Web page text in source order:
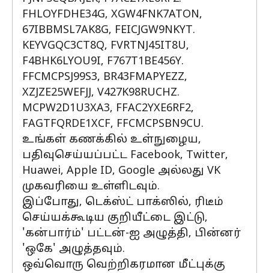
FHLOYFDHE34G, XGW4FNK7ATON,
67IBBMSL7AK8G, FEICJGW9NKYT.
KEYVGQC3CT8Q, FVRTNJ45IT8U,
F4BHK6LYOU9I, F767T1BE456Y.
FFCMCPSJ99S3, BR43FMAPYEZZ,
XZJZE25WEFJJ, V427K98RUCHZ.
MCPW2D1U3XA3, FFAC2YXE6RF2,
FAGTFQRDE1XCF, FFCMCPSBN9CU.
உங்கள் கணக்கில் உள்நுழைய,
பதிவுசெய்யப்பட்ட Facebook, Twitter,
Huawei, Apple ID, Google அல்லது VK
முகவரியை உள்ளிடவும்.
இப்போது, டெக்ஸ்ட் பாக்ஸில், ரிடீம்
செய்யக்கூடிய குறியீட்டை இட்டு,
'கன்பார்ம்' பட்டன்-ஐ அழுத்தி, பின்னர்
'ஒகே' அழுத்தவும்.
ஒவ்வொரு வெற்றிகரமான மீட்புக்கு